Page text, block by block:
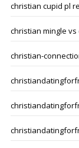
christian cupid pl
christian mingle
christian-